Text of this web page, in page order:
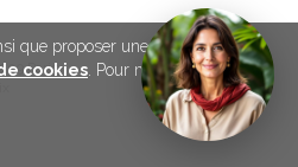
Paris
que proposer une meilleure
cookies . Pour modifier vos